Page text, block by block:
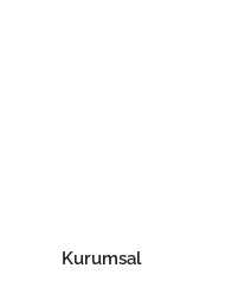
Kurumsal